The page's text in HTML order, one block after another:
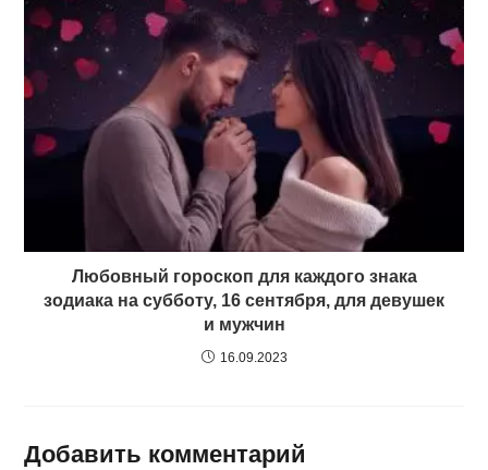
Любовный гороскоп для каждого знака
зодиака на субботу, 16 сентября, для девушек
и мужчин
16.09.2023
Добавить комментарий